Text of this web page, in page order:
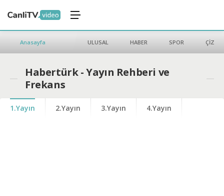
Anasayfa ULUSAL HABER SPOR ÇİZGİ
Habertürk - Yayın Rehberi ve
Frekans
1.Yayın 2.Yayın 3.Yayın 4.Yayın